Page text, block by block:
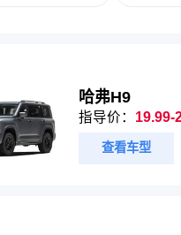
哈弗H9
指导价： 19.99-
查看车型